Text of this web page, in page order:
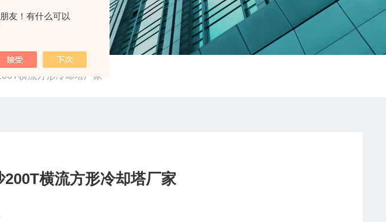
友！有什么可以
横流方形冷却塔厂家
200T横流方形冷却塔厂家